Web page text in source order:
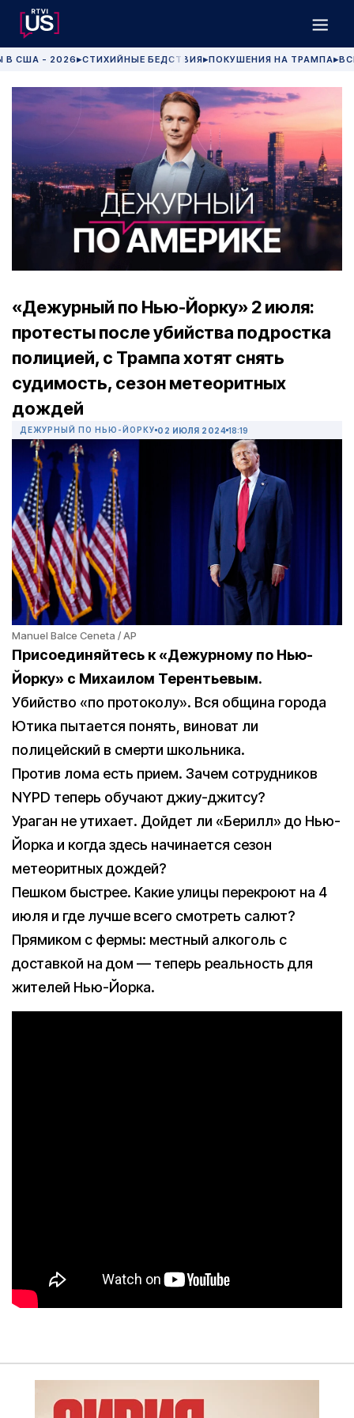
В США - 2026 ▶СТИХИЙНЫЕ БЕДСТВИЯ▶ПОКУШЕНИЯ НА ТРАМПА▶
«Дежурный по Нью-Йорку» 2 июля:
протесты после убийства подростка
полицией, с Трампа хотят снять
судимость, сезон метеоритных
дождей
ДЕЖУРНЫЙ ПО НЬЮ-ЙОРКУ 02 ИЮЛЯ 2024 18:19
Manuel Balce Ceneta / AP
Присоединяйтесь к «Дежурному по Нью-
Йорку» с Михаилом Терентьевым.
Убийство «по протоколу». Вся община города
Ютика пытается понять, виноват ли
полицейский в смерти школьника.
Против лома есть прием. Зачем сотрудников
NYPD теперь обучают джиу-джитсу?
Ураган не утихает. Дойдет ли «Берилл» до Нью-
Йорка и когда здесь начинается сезон
метеоритных дождей?
Пешком быстрее. Какие улицы перекроют на 4
июля и где лучше всего смотреть салют?
Прямиком с фермы: местный алкоголь с
доставкой на дом — теперь реальность для
жителей Нью-Йорка.